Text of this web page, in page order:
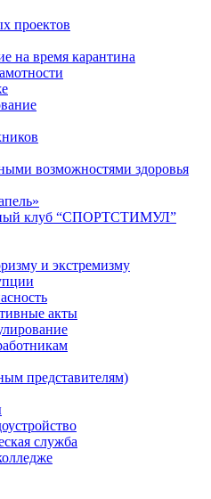
проектов
на время карантина
возможностями здоровья
клуб “СПОРТСТИМУЛ”
и экстремизму
акты
представителям)
служба